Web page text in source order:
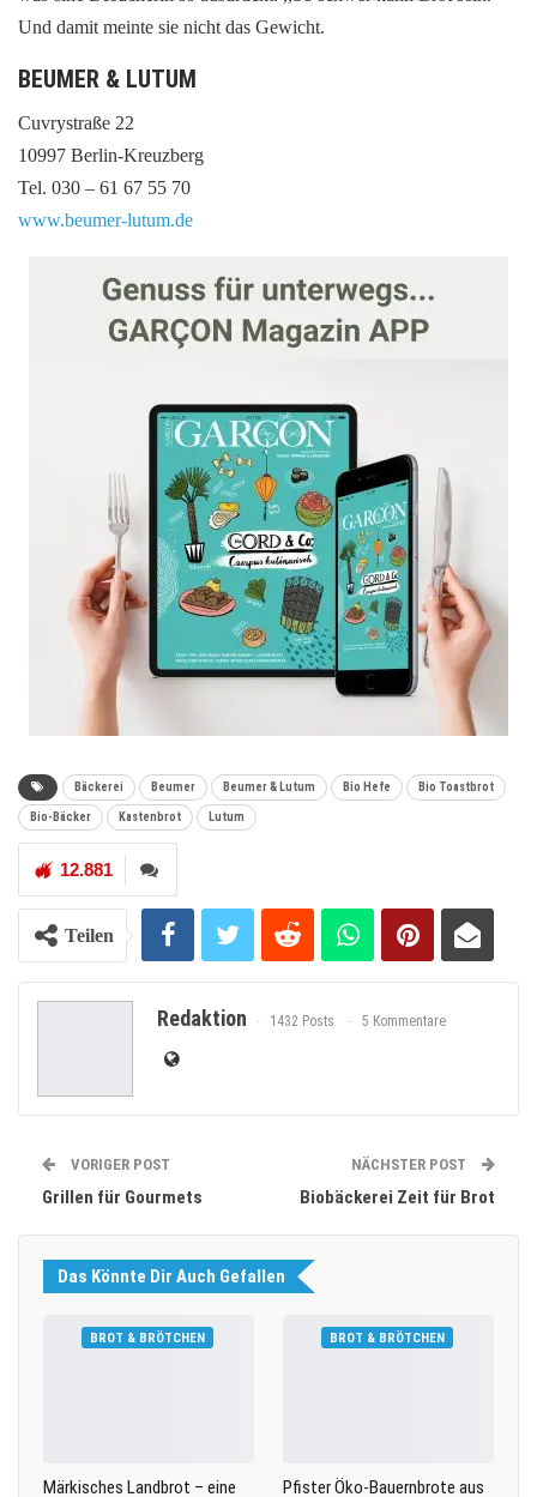
Und damit meinte sie nicht das Gewicht.
BEUMER & LUTUM
Cuvrystraße 22
10997 Berlin-Kreuzberg
Tel. 030 – 61 67 55 70
www.beumer-lutum.de
Bäckerei Beumer Beumer & Lutum Bio Hefe Bio Toastbrot
Bio-Bäcker Kastenbrot Lutum
12.881
Teilen
Redaktion 1432 Posts 5 Kommentare
VORIGER POST
Grillen für Gourmets
NÄCHSTER POST
Biobäckerei Zeit für Brot
Das Könnte Dir Auch Gefallen
BROT & BRÖTCHEN
Märkisches Landbrot – eine
BROT & BRÖTCHEN
Pfister Öko-Bauernbrote aus